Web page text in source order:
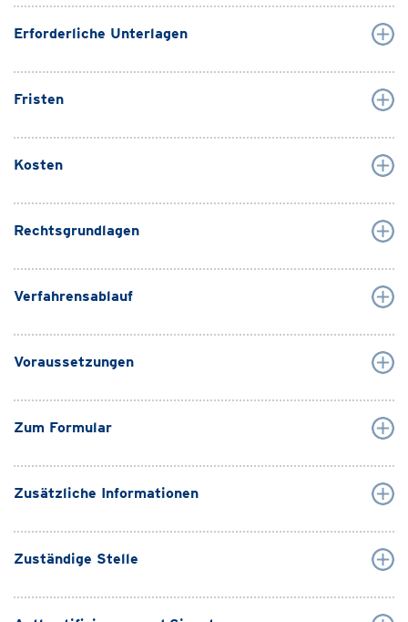
Erforderliche Unterlagen
Fristen
Kosten
Rechtsgrundlagen
Verfahrensablauf
Voraussetzungen
Zum Formular
Zusätzliche Informationen
Zuständige Stelle